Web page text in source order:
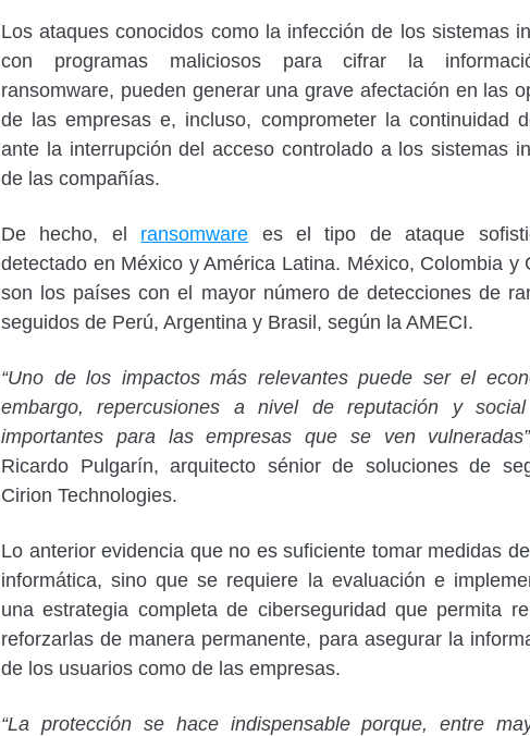
Los ataques conocidos como la infección de los sistemas
con programas maliciosos para cifrar la
ransomware, pueden generar una grave afectación en las
de las empresas e, incluso, comprometer la continuidad
ante la interrupción del acceso controlado a los sistemas
de las compañías.
De hecho, el ransomware es el tipo de ataque
detectado en México y América Latina. México, Colombia y
son los países con el mayor número de detecciones de
seguidos de Perú, Argentina y Brasil, según la AMECI.
“Uno de los impactos más relevantes puede ser el
embargo, repercusiones a nivel de reputación y
importantes para las empresas que se ven vulneradas”
Ricardo Pulgarín, arquitecto sénior de soluciones de
Cirion Technologies.
Lo anterior evidencia que no es suficiente tomar medidas
informática, sino que se requiere la evaluación e
una estrategia completa de ciberseguridad que permita
reforzarlas de manera permanente, para asegurar la
de los usuarios como de las empresas.
“La protección se hace indispensable porque, entre